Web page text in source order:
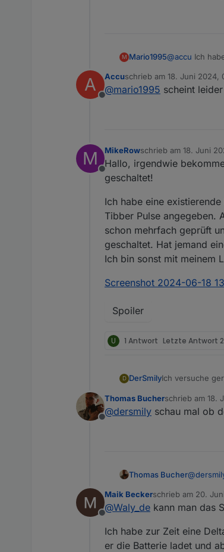
M Mario1995@accu Ich
geben.
A
Offline
Accuschrieb am 18. Juni 2024,
zuletzt editiert von
@mario1995 scheint
M
Offline
MikeRowschrieb am 18. Juni
zuletzt editiert von
Hallo, irgendwie
geschaltet!
Ich habe eine
Tibber Pulse angegeben.
schon mehrfach geprüft
geschaltet. Hat jemand
Ich bin sonst mit meinem
Screenshot 2024-06-18
Spoiler
U 1 Antwort Letzte Antwort
D DerSmilyIch versuche
Wie bekomme
javascript.0
Offline
Thomas Bucherschrieb am 18.
zuletzt editiert
@dersmily schau mal ob
Thomas Bucher@
Offline
Maik Beckerschrieb am 20.
zuletzt editiert von
@Waly_de kann man das
Ich habe zur Zeit eine
er die Batterie ladet und